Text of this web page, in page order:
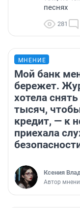
песнях
281
МНЕНИЕ
Мой банк
бережет.
хотела
тысяч,
кредит, — к
приехала
Ксения
Автор